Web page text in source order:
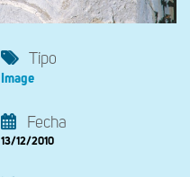
Tipo
Image
Fecha
13/12/2010